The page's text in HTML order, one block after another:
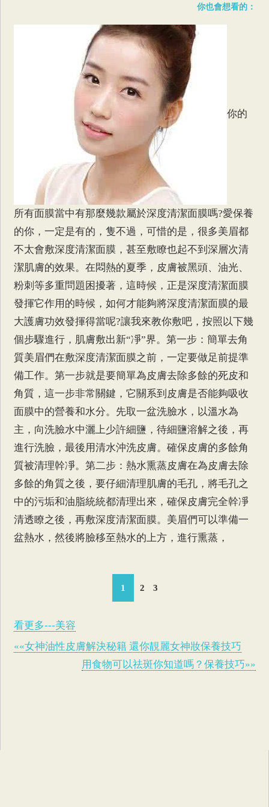
你也會想看的：
你的
所有面膜當中有那麼幾款屬於深度清潔面膜嗎?愛保養
的你，一定是有的，隻不過，可惜的是，很多美眉都
不太會敷深度清潔面膜，甚至敷瞭也起不到深層次清
潔肌膚的效果。在悶熱的夏季，皮膚被黑頭、油光、
粉刺等多重問題困擾著，這時候，正是深度清潔面膜
發揮它作用的時候，如何才能夠將深度清潔面膜的最
大護膚功效發揮得當呢?讓我來教你敷吧，按照以下幾
個步驟進行，肌膚敷出新“凈”界。第一步：簡單去角
質美眉們在敷深度清潔面膜之前，一定要做足前提準
備工作。第一步就是要簡單為皮膚去除多餘的死皮和
角質，這一步非常關鍵，它關系到皮膚是否能夠吸收
面膜中的營養和水分。先取一盆洗臉水，以溫水為
主，向洗臉水中灑上少許細鹽，待細鹽溶解之後，再
進行洗臉，最後用清水沖洗皮膚。確保皮膚的多餘角
質被清理幹凈。第二步：熱水熏蒸皮膚在為皮膚去除
多餘的角質之後，要仔細清理肌膚的毛孔，將毛孔之
中的污垢和油脂統統都清理出來，確保皮膚完全幹凈
清透瞭之後，再敷深度清潔面膜。美眉們可以準備一
盆熱水，然後將臉移至熱水的上方，進行熏蒸，
1 2 3
看更多---美容
««女神油性皮膚解決秘籍 還你靚麗女神妝保養技巧
用食物可以祛斑你知道嗎？保養技巧»»